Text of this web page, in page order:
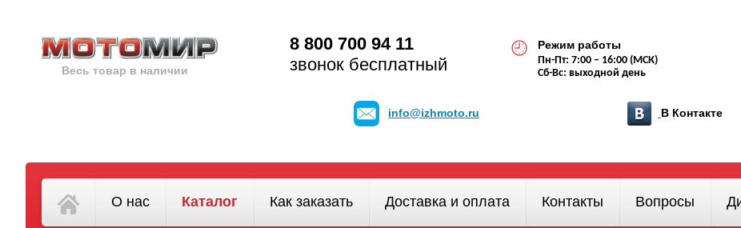
Весь товар в наличии
8 800 700 94 11
звонок бесплатный
Режим работы
Пн-Пт: 7:00 – 16:00 (МСК)
Сб-Вс: выходной день
info@izhmoto.ru В Контакте
О нас Каталог Как заказать Доставка и оплата Контакты Вопросы